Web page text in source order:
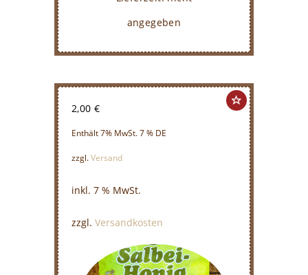
angegeben
2,00 €
Enthält 7% MwSt. 7 % DE
zzgl.Versand
inkl. 7 % MwSt.
zzgl. Versandkosten